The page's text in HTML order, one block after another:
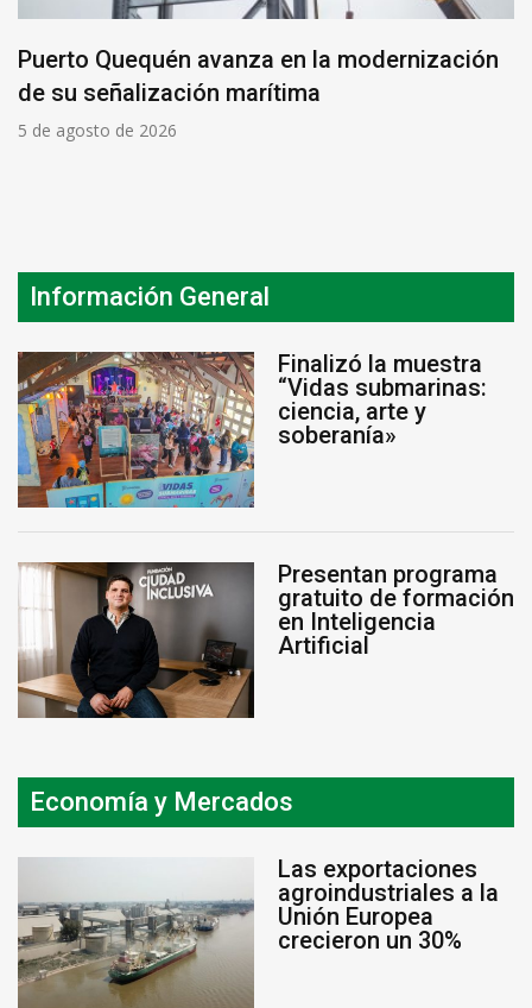
Puerto Quequén avanza en la modernización
de su señalización marítima
5 de agosto de 2026
Información General
Finalizó la muestra
“Vidas submarinas:
ciencia, arte y
soberanía»
Presentan programa
gratuito de formación
en Inteligencia
Artificial
Economía y Mercados
Las exportaciones
agroindustriales a la
Unión Europea
crecieron un 30%